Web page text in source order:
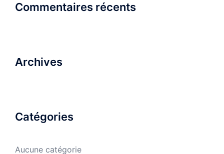
Commentaires récents
Archives
Catégories
Aucune catégorie